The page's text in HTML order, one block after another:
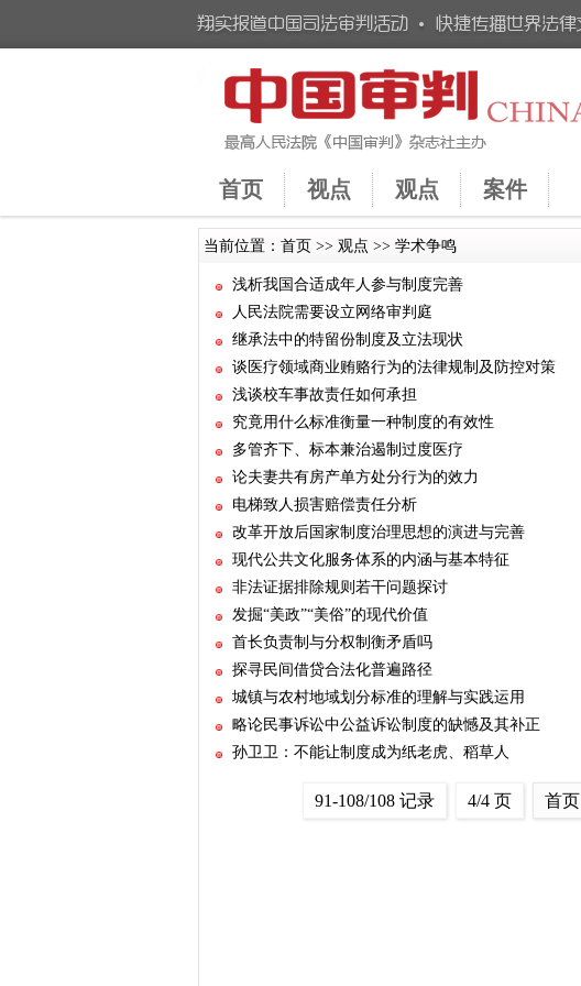
首页 视点 观点 案件
当前位置： 首页 >> 观点 >> 学术争鸣
浅析我国合适成年人参与制度完善
人民法院需要设立网络审判庭
继承法中的特留份制度及立法现状
谈医疗领域商业贿赂行为的法律规制及防控对策
浅谈校车事故责任如何承担
究竟用什么标准衡量一种制度的有效性
多管齐下、标本兼治遏制过度医疗
论夫妻共有房产单方处分行为的效力
电梯致人损害赔偿责任分析
改革开放后国家制度治理思想的演进与完善
现代公共文化服务体系的内涵与基本特征
非法证据排除规则若干问题探讨
发掘“美政”“美俗”的现代价值
首长负责制与分权制衡矛盾吗
探寻民间借贷合法化普遍路径
城镇与农村地域划分标准的理解与实践运用
略论民事诉讼中公益诉讼制度的缺憾及其补正
孙卫卫：不能让制度成为纸老虎、稻草人
91-108/108 记录 4/4 页 首页